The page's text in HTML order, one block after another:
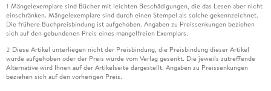
1 Mängelexemplare sind Bücher mit leichten Beschädigungen, die das Lesen aber nicht
einschränken. Mängelexemplare sind durch einen Stempel als solche gekennzeichnet.
Die frühere Buchpreisbindung ist aufgehoben. Angaben zu Preissenkungen beziehen
sich auf den gebundenen Preis eines mangelfreien Exemplars.
2 Diese Artikel unterliegen nicht der Preisbindung, die Preisbindung dieser Artikel
wurde aufgehoben oder der Preis wurde vom Verlag gesenkt. Die jeweils zutreffende
Alternative wird Ihnen auf der Artikelseite dargestellt. Angaben zu Preissenkungen
beziehen sich auf den vorherigen Preis.